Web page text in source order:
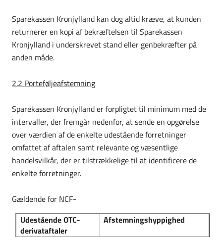
Sparekassen Kronjylland kan dog altid kræve, at kunden
returnerer en kopi af bekræftelsen til Sparekassen
Kronjylland i underskrevet stand eller genbekræfter på
anden måde.
2.2 Porteføljeafstemning
Sparekassen Kronjylland er forpligtet til minimum med de
intervaller, der fremgår nedenfor, at sende en opgørelse
over værdien af de enkelte udestående forretninger
omfattet af aftalen samt relevante og væsentlige
handelsvilkår, der er tilstrækkelige til at identificere de
enkelte forretninger.
Gældende for NCF-
Udestående OTC-
derivataftaler
Afstemningshyppighed